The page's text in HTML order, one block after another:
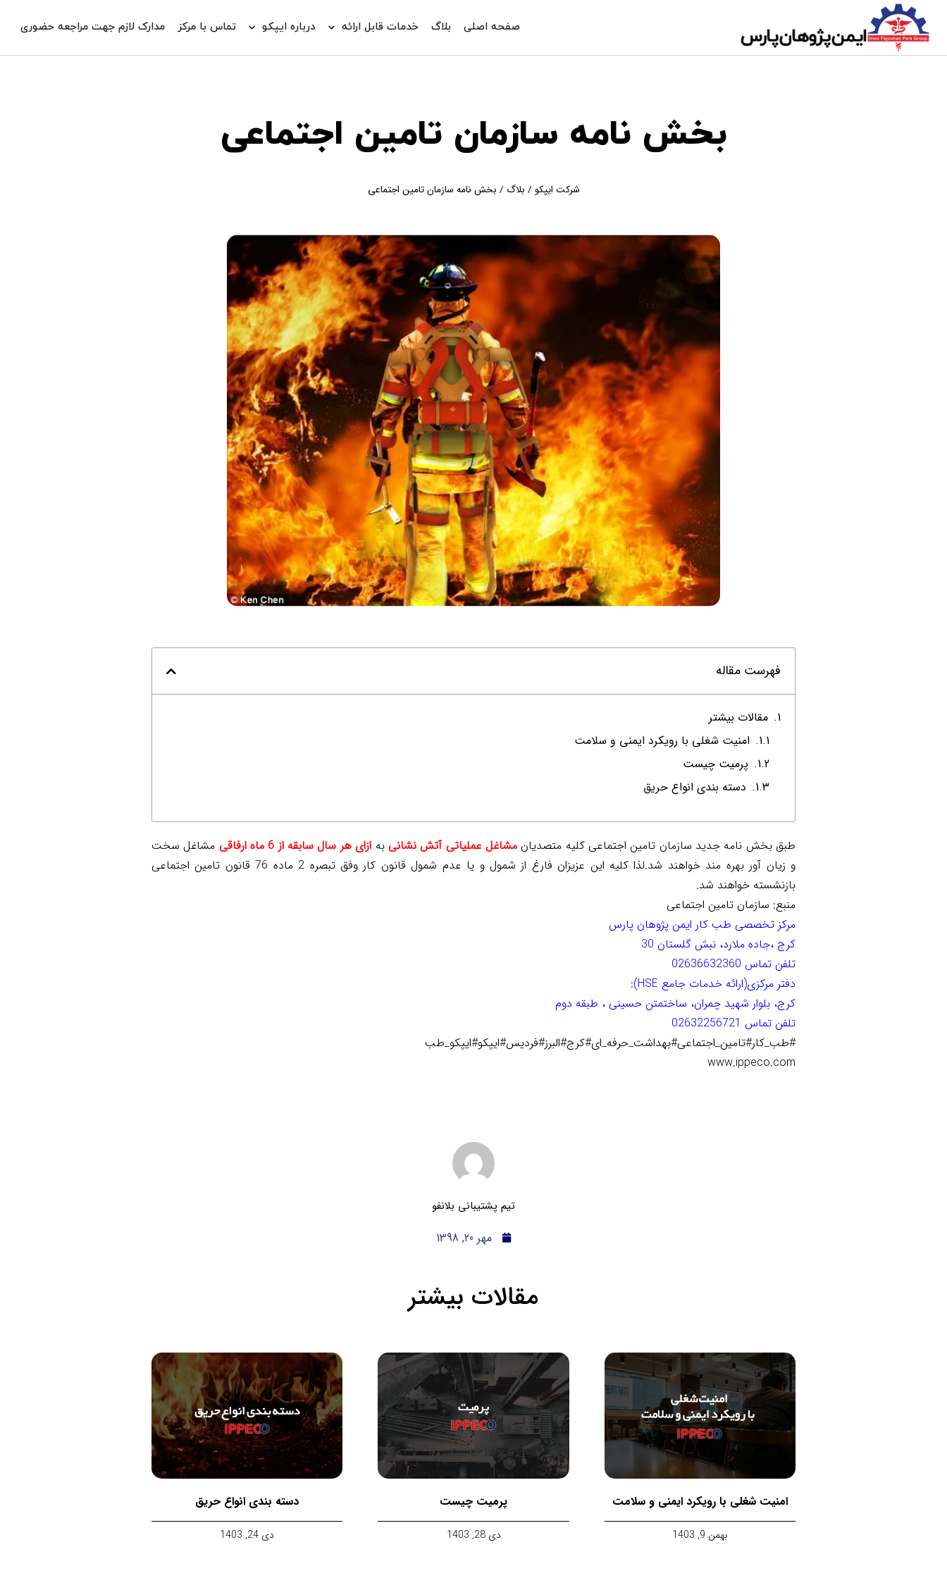
صفحه اصلی بلاگ خدمات قابل ارائه درباره ایپکو تماس با مرکز مدارک لازم جهت مراجعه حضوری
بخش نامه سازمان تامین اجتماعی
شرکت ایپکو / بلاگ / بخش نامه سازمان تامین اجتماعی
فهرست مقاله
مقالات بیشتر
امنیت شغلی با رویکرد ایمنی و سلامت
پرمیت چیست
دسته بندی انواع حریق
طبق بخش نامه جدید سازمان تامین اجتماعی کلیه متصدیانمشاغل عملیاتی آتش نشانی به ازای هر سال سابقه از 6 ماه ارفاقی
مشاغل سخت
و زیان آور بهره مند خواهند شد.لذا کلیه این عزیزان فارغ از شمول و یا عدم شمول قانون کار وفق تبصره 2 ماده 76 قانون تامین اجتماعی
بازنشسته خواهند شد.
منبع: سازمان تامین اجتماعی
مرکز تخصصی طب کار ایمن پژوهان پارس
کرج ،جاده ملارد، نبش گلستان 30
تلفن تماس 02636632360
دفتر مرکزی(ارائه خدمات جامع HSE):
کرج، بلوار شهید چمران، ساختمتن حسینی ، طبقه دوم
تلفن تماس 02632256721
#طب_کار#تامین_اجتماعی#بهداشت_حرفه_ای#کرج#البرز#فردیس#ایپکو#ایپکو_طب
www.ippeco.com
تیم پشتیبانی بلانفو
مهر 20, 1398
مقالات بیشتر
امنیت شغلی با رویکرد ایمنی و سلامت
بهمن 9, 1403
پرمیت چیست
دی 28, 1403
دسته بندی انواع حریق
دی 24, 1403